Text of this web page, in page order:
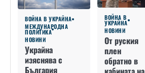
ВОЙНА В УКРАЙНА
МЕЖДУНАРОДНА
ПОЛИТИКА
НОВИНИ
Украйна
изяснява с
България
ВОЙНА В
УКРАЙНА
НОВИНИ
От руския
плен
обратно в